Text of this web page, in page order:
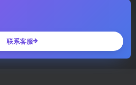
联系客服